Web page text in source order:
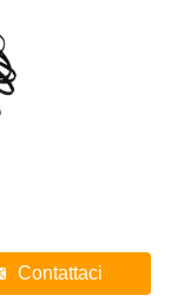
Contattaci